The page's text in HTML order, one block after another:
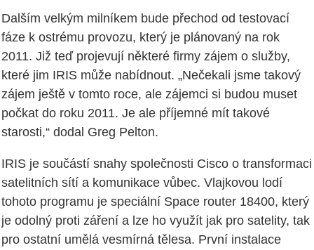
Dalším velkým milníkem bude přechod od testovací
fáze k ostrému provozu, který je plánovaný na rok
2011. Již teď projevují některé firmy zájem o služby,
které jim IRIS může nabídnout. „Nečekali jsme takový
zájem ještě v tomto roce, ale zájemci si budou muset
počkat do roku 2011. Je ale příjemné mít takové
starosti,“ dodal Greg Pelton.
IRIS je součástí snahy společnosti Cisco o transformaci
satelitních sítí a komunikace vůbec. Vlajkovou lodí
tohoto programu je speciální Space router 18400, který
je odolný proti záření a lze ho využít jak pro satelity, tak
pro ostatní umělá vesmírná tělesa. První instalace